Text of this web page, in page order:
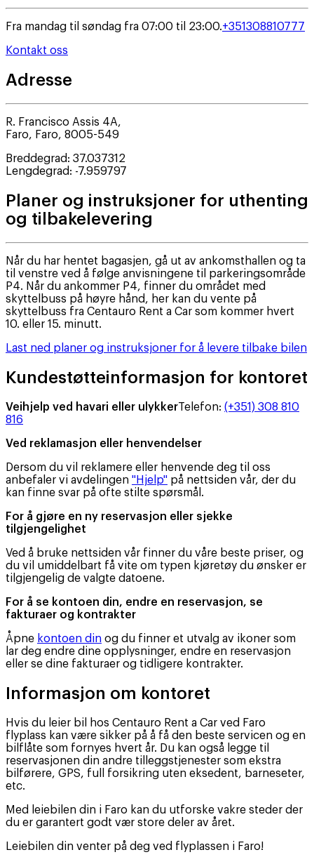
Fra mandag til søndag fra 07:00 til 23:00.+351308810777
Kontakt oss
Adresse
R. Francisco Assis 4A,
Faro, Faro, 8005-549
Breddegrad: 37.037312
Lengdegrad: -7.959797
Planer og instruksjoner for uthenting
og tilbakelevering
Når du har hentet bagasjen, gå ut av ankomsthallen og ta
til venstre ved å følge anvisningene til parkeringsområde
P4. Når du ankommer P4, finner du området med
skyttelbuss på høyre hånd, her kan du vente på
skyttelbuss fra Centauro Rent a Car som kommer hvert
10. eller 15. minutt.
Last ned planer og instruksjoner for å levere tilbake bilen
Kundestøtteinformasjon for kontoret
Veihjelp ved havari eller ulykkerTelefon: (+351) 308 810
816
Ved reklamasjon eller henvendelser
Dersom du vil reklamere eller henvende deg til oss
anbefaler vi avdelingen "Hjelp" på nettsiden vår, der du
kan finne svar på ofte stilte spørsmål.
For å gjøre en ny reservasjon eller sjekke
tilgjengelighet
Ved å bruke nettsiden vår finner du våre beste priser, og
du vil umiddelbart få vite om typen kjøretøy du ønsker er
tilgjengelig de valgte datoene.
For å se kontoen din, endre en reservasjon, se
fakturaer og kontrakter
Åpne kontoen din og du finner et utvalg av ikoner som
lar deg endre dine opplysninger, endre en reservasjon
eller se dine fakturaer og tidligere kontrakter.
Informasjon om kontoret
Hvis du leier bil hos Centauro Rent a Car ved Faro
flyplass kan være sikker på å få den beste servicen og en
bilflåte som fornyes hvert år. Du kan også legge til
reservasjonen din andre tilleggstjenester som ekstra
bilførere, GPS, full forsikring uten eksedent, barneseter,
etc.
Med leiebilen din i Faro kan du utforske vakre steder der
du er garantert godt vær store deler av året.
Leiebilen din venter på deg ved flyplassen i Faro!